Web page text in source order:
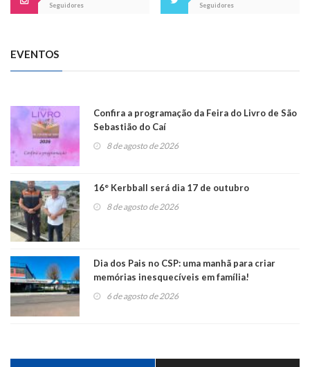
Seguidores
Seguidores
EVENTOS
Confira a programação da Feira do Livro de São
Sebastião do Caí
8 de agosto de 2026
16° Kerbball será dia 17 de outubro
8 de agosto de 2026
Dia dos Pais no CSP: uma manhã para criar
memórias inesquecíveis em família!
6 de agosto de 2026